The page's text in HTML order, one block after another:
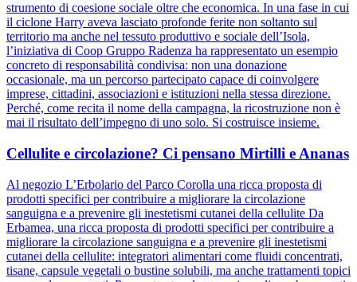
strumento di coesione sociale oltre che economica. In una fase in cui
il ciclone Harry aveva lasciato profonde ferite non soltanto sul
territorio ma anche nel tessuto produttivo e sociale dell’Isola,
l’iniziativa di Coop Gruppo Radenza ha rappresentato un esempio
concreto di responsabilità condivisa: non una donazione
occasionale, ma un percorso partecipato capace di coinvolgere
imprese, cittadini, associazioni e istituzioni nella stessa direzione.
Perché, come recita il nome della campagna, la ricostruzione non è
mai il risultato dell’impegno di uno solo. Si costruisce insieme.
Cellulite e circolazione? Ci pensano Mirtilli e Ananas
Al negozio L’Erbolario del Parco Corolla una ricca proposta di
prodotti specifici per contribuire a migliorare la circolazione
sanguigna e a prevenire gli inestetismi cutanei della cellulite Da
Erbamea, una ricca proposta di prodotti specifici per contribuire a
migliorare la circolazione sanguigna e a prevenire gli inestetismi
cutanei della cellulite: integratori alimentari come fluidi concentrati,
tisane, capsule vegetali o bustine solubili, ma anche trattamenti topici